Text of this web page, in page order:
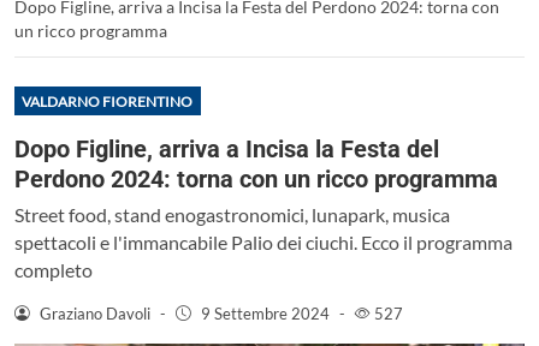
Dopo Figline, arriva a Incisa la Festa del Perdono 2024: torna con
un ricco programma
VALDARNO FIORENTINO
Dopo Figline, arriva a Incisa la Festa del
Perdono 2024: torna con un ricco programma
Street food, stand enogastronomici, lunapark, musica
spettacoli e l'immancabile Palio dei ciuchi. Ecco il programma
completo
Graziano Davoli - 9 Settembre 2024 - 527